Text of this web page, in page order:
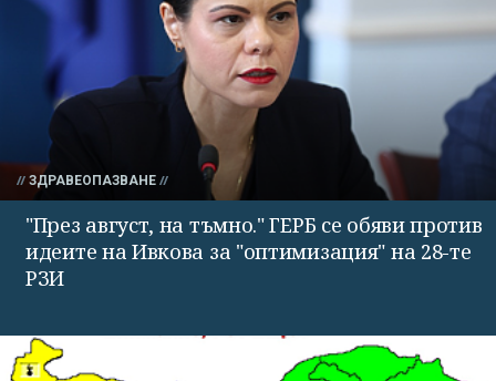
ЗДРАВЕОПАЗВАНЕ
"През август, на тъмно." ГЕРБ се обяви против
идеите на Ивкова за "оптимизация" на 28-те
РЗИ